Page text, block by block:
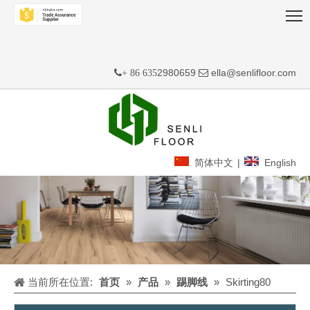
+ 86 6352980659  ella@senlifloor.com
简体中文 | English
当前所在位置: 首页 » 产品 » 踢脚线 » Skirting80